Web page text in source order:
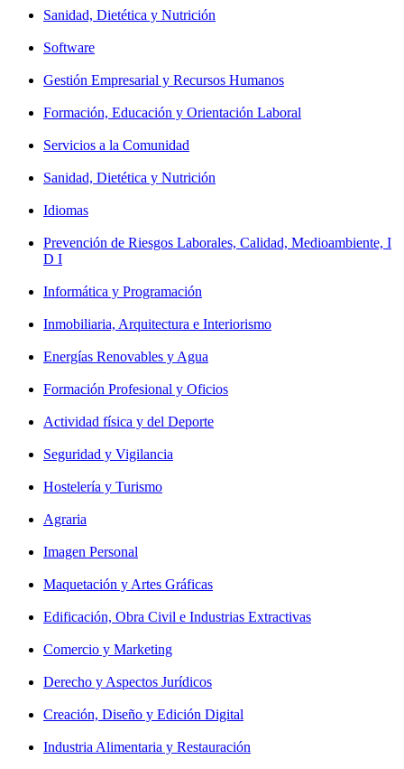
Sanidad, Dietética y Nutrición
Software
Gestión Empresarial y Recursos Humanos
Formación, Educación y Orientación Laboral
Servicios a la Comunidad
Sanidad, Dietética y Nutrición
Idiomas
Prevención de Riesgos Laborales, Calidad, Medioambiente, I
D I
Informática y Programación
Inmobiliaria, Arquitectura e Interiorismo
Energías Renovables y Agua
Formación Profesional y Oficios
Actividad física y del Deporte
Seguridad y Vigilancia
Hostelería y Turismo
Agraria
Imagen Personal
Maquetación y Artes Gráficas
Edificación, Obra Civil e Industrias Extractivas
Comercio y Marketing
Derecho y Aspectos Jurídicos
Creación, Diseño y Edición Digital
Industria Alimentaria y Restauración